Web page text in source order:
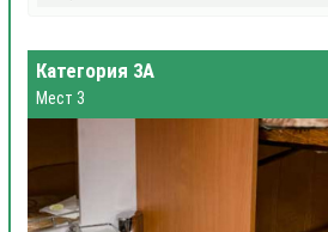
Категория 3А
Мест 3